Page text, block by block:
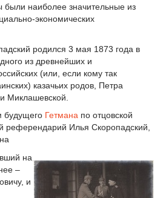
были наиболее значительные из
экономических
родился 3 мая 1873 года в
из древнейших и
(или, если кому так
казачьих родов, Петра
Миклашевской.
будущего Гетмана по отцовской
референдарий Илья Скоропадский,
на
–
и